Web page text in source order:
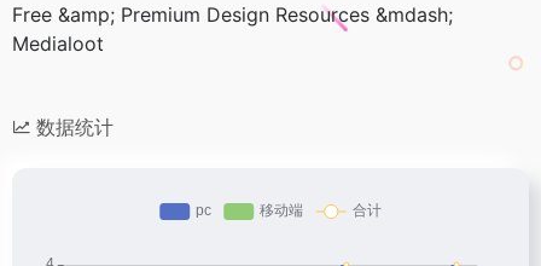
Free &amp; Premium Design Resources &mdash;
Medialoot
数据统计